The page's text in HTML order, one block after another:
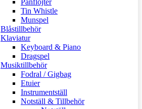
Panflöjter
Tin Whistle
Munspel
Blåstillbehör
Klaviatur
Keyboard & Piano
Dragspel
Musiktillbehör
Fodral / Gigbag
Etuier
Instrumentställ
Notställ & Tillbehör